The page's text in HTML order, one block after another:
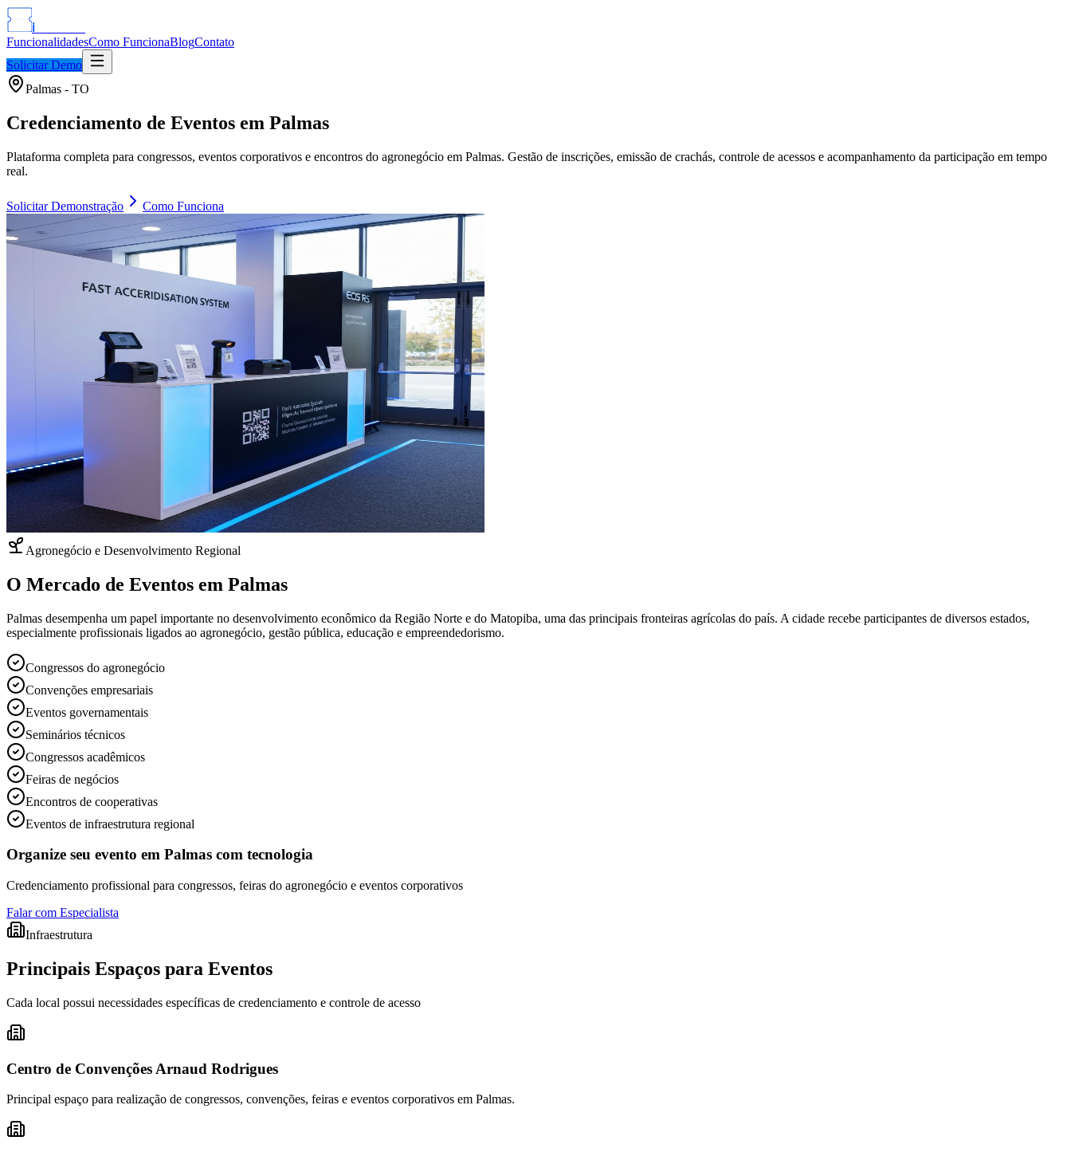
i
FuncionalidadesComo FuncionaBlogContato
Solicitar Demo
Palmas - TO
Credenciamento de Eventos em Palmas
Plataforma completa para congressos, eventos corporativos e encontros do agronegócio em Palmas. Gestão de inscrições, emissão de crachás, controle de acessos e acompanhamento da participação em tempo
real.
Solicitar Demonstração Como Funciona
Agronegócio e Desenvolvimento Regional
O Mercado de Eventos em Palmas
Palmas desempenha um papel importante no desenvolvimento econômico da Região Norte e do Matopiba, uma das principais fronteiras agrícolas do país. A cidade recebe participantes de diversos estados,
especialmente profissionais ligados ao agronegócio, gestão pública, educação e empreendedorismo.
Congressos do agronegócio
Convenções empresariais
Eventos governamentais
Seminários técnicos
Congressos acadêmicos
Feiras de negócios
Encontros de cooperativas
Eventos de infraestrutura regional
Organize seu evento em Palmas com tecnologia
Credenciamento profissional para congressos, feiras do agronegócio e eventos corporativos
Falar com Especialista
Infraestrutura
Principais Espaços para Eventos
Cada local possui necessidades específicas de credenciamento e controle de acesso
Centro de Convenções Arnaud Rodrigues
Principal espaço para realização de congressos, convenções, feiras e eventos corporativos em Palmas.